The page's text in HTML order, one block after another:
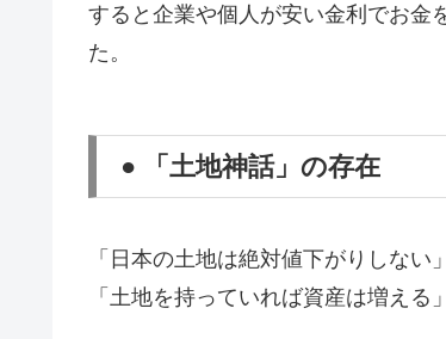
すると企業や個人が安い金利でお金
た。
● 「土地神話」の存在
「日本の土地は絶対値下がりしな
「土地を持っていれば資産は増え